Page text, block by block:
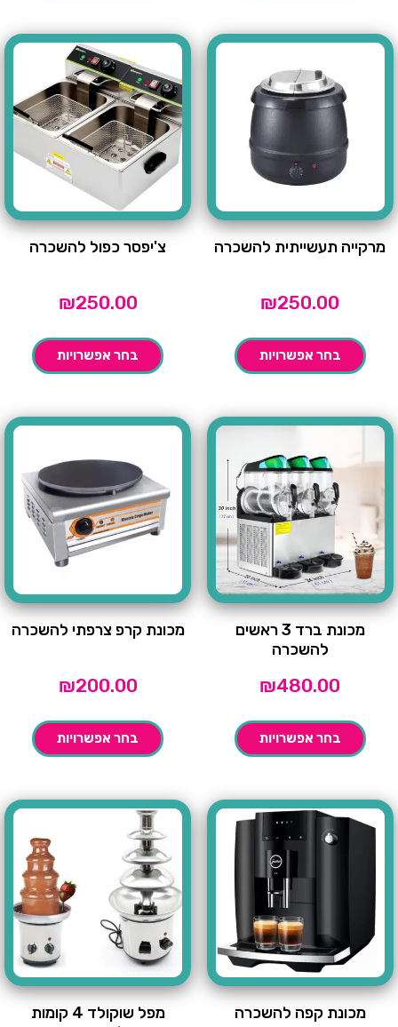
מרקייה תעשייתית להשכרה
₪250.00
בחר אפשרויות
צ'יפסר כפול להשכרה
₪250.00
בחר אפשרויות
מכונת ברד 3 ראשים
להשכרה
₪480.00
בחר אפשרויות
מכונת קרפ צרפתי להשכרה
₪200.00
בחר אפשרויות
מכונת קפה להשכרה
מפל שוקולד 4 קומות